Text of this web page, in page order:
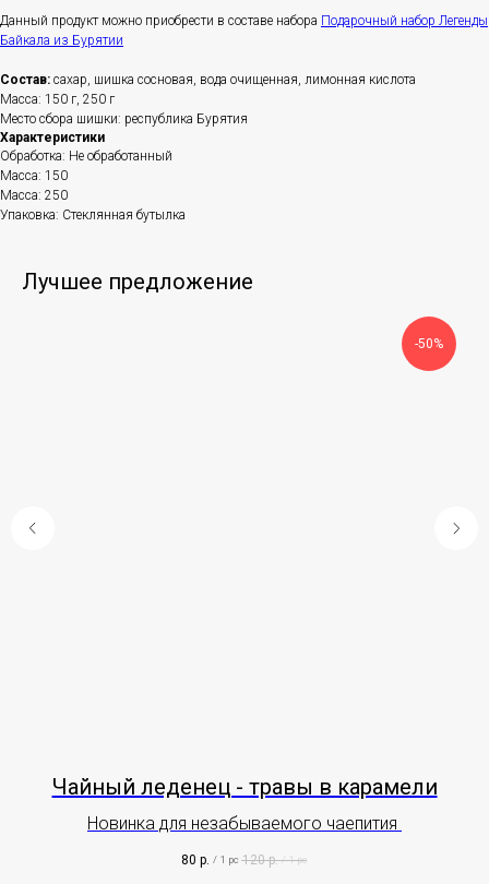
Данный продукт можно приобрести в составе набора Подарочный набор Легенды
Байкала из Бурятии
Состав: сахар, шишка сосновая, вода очищенная, лимонная кислота
Масса: 150 г, 250 г
Место сбора шишки: республика Бурятия
Характеристики
Обработка: Не обработанный
Масса: 150
Масса: 250
Упаковка: Стеклянная бутылка
Лучшее предложение
-50%
Чайный леденец - травы в карамели
Новинка для незабываемого чаепития
80 р. / 1 pc 120 р. / 1 pc